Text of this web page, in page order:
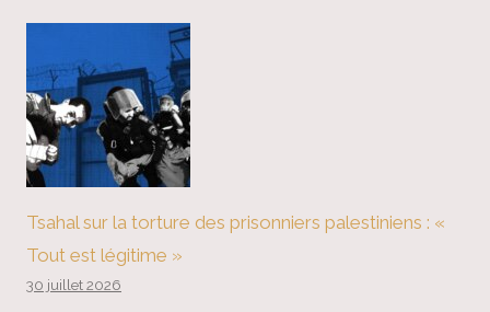
Tsahal sur la torture des prisonniers palestiniens : «
Tout est légitime »
30 juillet 2026